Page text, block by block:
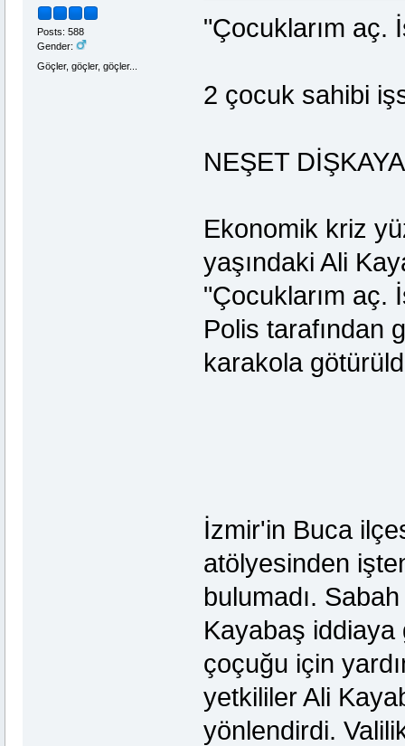
Posts: 588
Gender:
Göçler, göçler, göçler...
"Çocuklarım aç.
2 çocuk sahibi
NEŞET
Ekonomik kriz
yaşındaki Ali
"Çocuklarım aç.
Polis tarafından
karakola
İzmir'in Buca
atölyesinden
bulumadı.
Kayabaş
çoçuğu için
yetkililer Ali
yönlendirdi.